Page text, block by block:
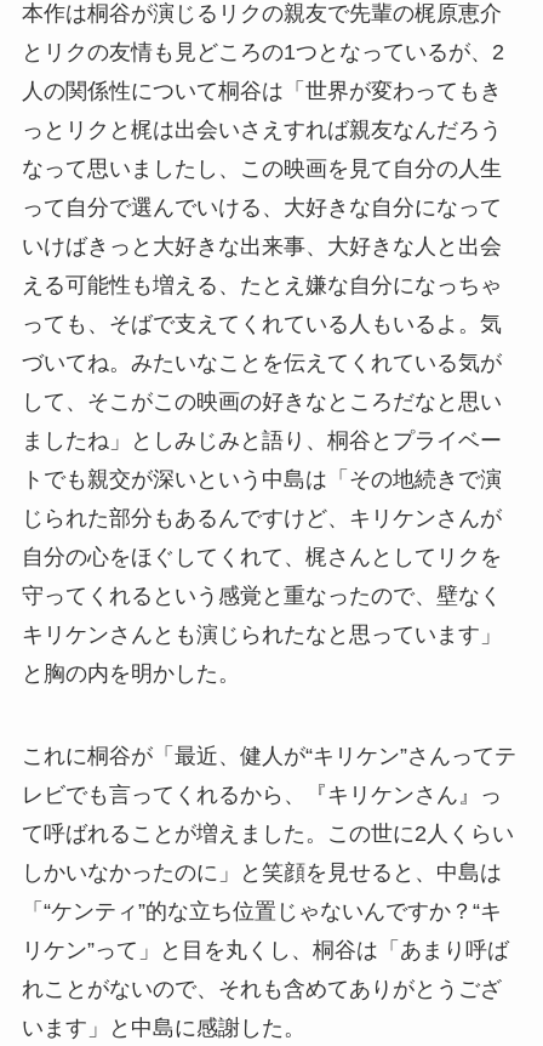
本作は桐谷が演じるリクの親友で先輩の梶原恵介
とリクの友情も見どころの1つとなっているが、2
人の関係性について桐谷は「世界が変わってもき
っとリクと梶は出会いさえすれば親友なんだろう
なって思いましたし、この映画を見て自分の人生
って自分で選んでいける、大好きな自分になって
いけばきっと大好きな出来事、大好きな人と出会
える可能性も増える、たとえ嫌な自分になっちゃ
っても、そばで支えてくれている人もいるよ。気
づいてね。みたいなことを伝えてくれている気が
して、そこがこの映画の好きなところだなと思い
ましたね」としみじみと語り、桐谷とプライベー
トでも親交が深いという中島は「その地続きで演
じられた部分もあるんですけど、キリケンさんが
自分の心をほぐしてくれて、梶さんとしてリクを
守ってくれるという感覚と重なったので、壁なく
キリケンさんとも演じられたなと思っています」
と胸の内を明かした。
これに桐谷が「最近、健人が“キリケン”さんってテ
レビでも言ってくれるから、『キリケンさん』っ
て呼ばれることが増えました。この世に2人くらい
しかいなかったのに」と笑顔を見せると、中島は
「“ケンティ”的な立ち位置じゃないんですか？“キ
リケン”って」と目を丸くし、桐谷は「あまり呼ば
れことがないので、それも含めてありがとうござ
います」と中島に感謝した。